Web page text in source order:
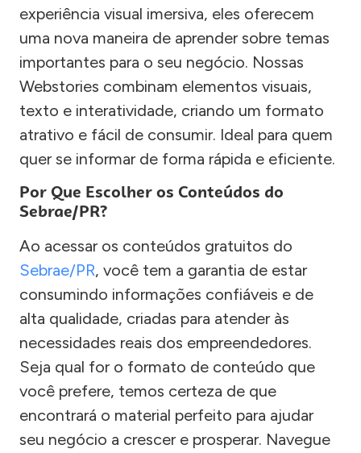
experiência visual imersiva, eles oferecem
uma nova maneira de aprender sobre temas
importantes para o seu negócio. Nossas
Webstories combinam elementos visuais,
texto e interatividade, criando um formato
atrativo e fácil de consumir. Ideal para quem
quer se informar de forma rápida e eficiente.
Por Que Escolher os Conteúdos do
Sebrae/PR?
Ao acessar os conteúdos gratuitos do
Sebrae/PR, você tem a garantia de estar
consumindo informações confiáveis e de
alta qualidade, criadas para atender às
necessidades reais dos empreendedores.
Seja qual for o formato de conteúdo que
você prefere, temos certeza de que
encontrará o material perfeito para ajudar
seu negócio a crescer e prosperar. Navegue